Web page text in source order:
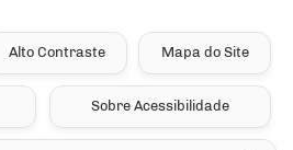
e
Alto Contraste Mapa do Site
Sobre Acessibilidade